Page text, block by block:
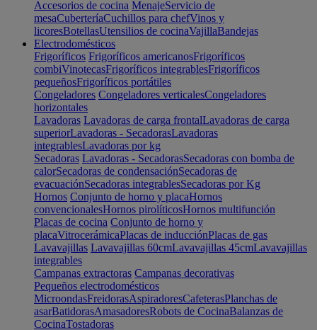
Accesorios de cocina MenajeServicio de
mesaCuberteríaCuchillos para chefVinos y
licoresBotellasUtensilios de cocinaVajillaBandejas
Electrodomésticos
Frigoríficos Frigoríficos americanosFrigoríficos
combiVinotecasFrigoríficos integrablesFrigoríficos
pequeñosFrigoríficos portátiles
Congeladores Congeladores verticalesCongeladores
horizontales
Lavadoras Lavadoras de carga frontalLavadoras de carga
superiorLavadoras - SecadorasLavadoras
integrablesLavadoras por kg
Secadoras Lavadoras - SecadorasSecadoras con bomba de
calorSecadoras de condensaciónSecadoras de
evacuaciónSecadoras integrablesSecadoras por Kg
Hornos Conjunto de horno y placaHornos
convencionalesHornos pirolíticosHornos multifunción
Placas de cocina Conjunto de horno y
placaVitrocerámicaPlacas de inducciónPlacas de gas
Lavavajillas Lavavajillas 60cmLavavajillas 45cmLavavajillas
integrables
Campanas extractoras Campanas decorativas
Pequeños electrodomésticos
MicroondasFreidorasAspiradoresCafeterasPlanchas de
asarBatidorasAmasadoresRobots de CocinaBalanzas de
CocinaTostadoras